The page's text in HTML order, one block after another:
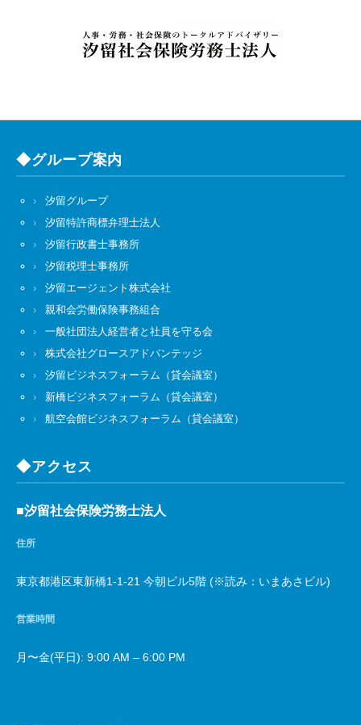
◆グループ案内
汐留グループ
汐留特許商標弁理士法人
汐留行政書士事務所
汐留税理士事務所
汐留エージェント株式会社
親和会労働保険事務組合
一般社団法人経営者と社員を守る会
株式会社グロースアドバンテッジ
汐留ビジネスフォーラム（貸会議室）
新橋ビジネスフォーラム（貸会議室）
航空会館ビジネスフォーラム（貸会議室）
◆アクセス
■汐留社会保険労務士法人
住所
東京都港区東新橋1-1-21 今朝ビル5階 (※読み：いまあさビル)
営業時間
月〜金(平日): 9:00 AM – 6:00 PM